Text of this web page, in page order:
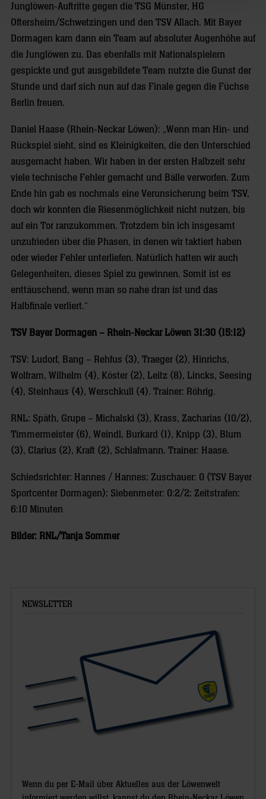
Junglöwen-Auftritte gegen die TSG Münster, HG
Oftersheim/Schwetzingen und den TSV Allach. Mit Bayer
Dormagen kam dann ein Team auf absoluter Augenhöhe auf
die Junglöwen zu. Das ebenfalls mit Nationalspielern
gespickte und gut ausgebildete Team nutzte die Gunst der
Stunde und darf sich nun auf das Finale gegen die Füchse
Berlin freuen.
Daniel Haase (Rhein-Neckar Löwen): „Wenn man Hin- und
Rückspiel sieht, sind es Kleinigkeiten, die den Unterschied
ausgemacht haben. Wir haben in der ersten Halbzeit sehr
viele technische Fehler gemacht und Bälle verworfen. Zum
Ende hin gab es nochmals eine Verunsicherung beim TSV,
doch wir konnten die Riesenmöglichkeit nicht nutzen, bis
auf ein Tor ranzukommen. Trotzdem bin ich insgesamt
unzufrieden über die Phasen, in denen wir taktiert haben
oder wieder Fehler unterliefen. Natürlich hatten wir auch
Gelegenheiten, dieses Spiel zu gewinnen. Somit ist es
enttäuschend, wenn man so nahe dran ist und das
Halbfinale verliert.“
TSV Bayer Dormagen – Rhein-Neckar Löwen 31:30 (15:12)
TSV: Ludorf, Bang – Rehfus (3), Traeger (2), Hinrichs,
Wolfram, Wilhelm (4), Köster (2), Leitz (8), Lincks, Seesing
(4), Steinhaus (4), Werschkull (4). Trainer: Röhrig.
RNL: Späth, Grupe – Michalski (3), Krass, Zacharias (10/2),
Timmermeister (6), Weindl, Burkard (1), Knipp (3), Blum
(3), Clarius (2), Kraft (2), Schlafmann. Trainer: Haase.
Schiedsrichter: Hannes / Hannes; Zuschauer: 0 (TSV Bayer
Sportcenter Dormagen); Siebenmeter: 0:2/2; Zeitstrafen:
6:10 Minuten
Bilder: RNL/Tanja Sommer
NEWSLETTER
Wenn du per E-Mail über Aktuelles aus der Löwenwelt